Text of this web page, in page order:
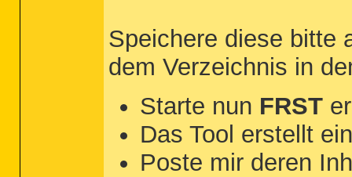
Speichere diese bitte
dem Verzeichnis in
Starte nun FRST
Das Tool erstellt
Poste mir deren